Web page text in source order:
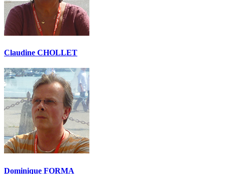
Claudine CHOLLET
Dominique FORMA